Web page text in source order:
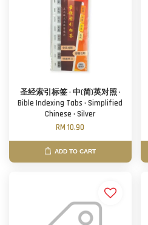
圣经索引标签 · 中(简)英对照 ·
Bible Indexing Tabs · Simplified
Chinese · Silver
RM 10.90
ADD TO CART